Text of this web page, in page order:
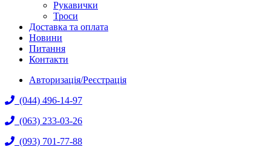
Рукавички
Троси
Доставка та оплата
Новини
Питання
Контакти
Авторизація/Реєстрація
(044) 496-14-97
(063) 233-03-26
(093) 701-77-88